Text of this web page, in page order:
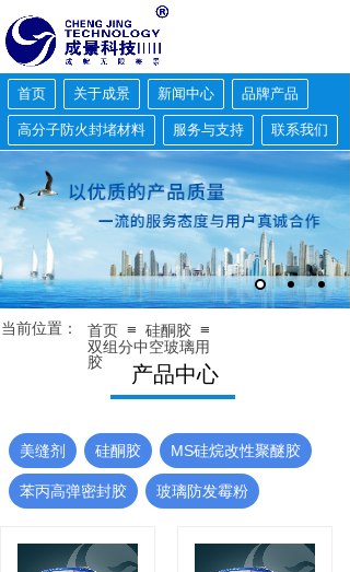
首页 关于成景 新闻中心 品牌产品
高分子防火封堵材料 服务与支持 联系我们
当前位置： 首页 ≡ 硅酮胶 ≡
双组分中空玻璃用
胶
产品中心
美缝剂 硅酮胶 MS硅烷改性聚醚胶
苯丙高弹密封胶 玻璃防发霉粉